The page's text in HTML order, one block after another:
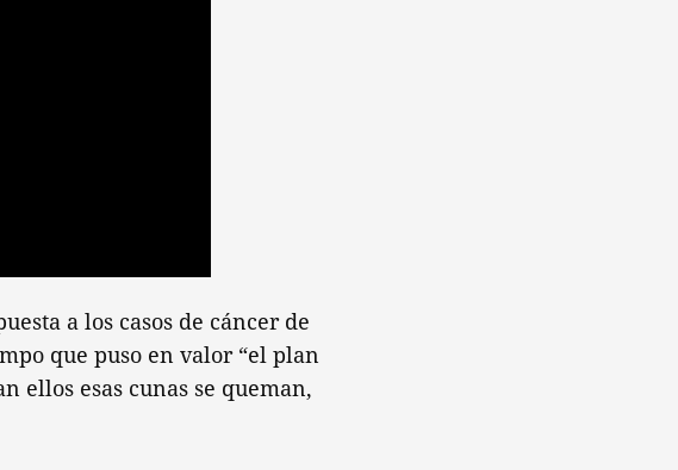
a los casos de cáncer de
que puso en valor “el plan
ellos esas cunas se queman,